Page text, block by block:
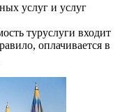
услуг и услуг
туруслуги входит
оплачивается в